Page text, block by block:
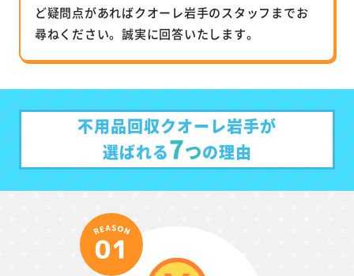
ど疑問点があればクオーレ岩手のスタッフまでお
尋ねください。誠実に回答いたします。
不用品回収クオーレ岩手が
選ばれる7つの理由